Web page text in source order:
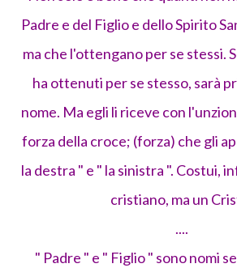
Padre e del Figlio e dello Spirito
ma che l'ottengano per se stessi.
ha ottenuti per se stesso, sarà
nome. Ma egli li riceve con
forza della croce; (forza) che gli
la destra " e " la sinistra ". Costui,
cristiano, ma un
....
" Padre " e " Figlio " sono nomi